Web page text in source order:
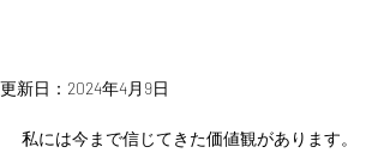
更新日： 2024年4月9日
私には今まで信じてきた価値観があります。